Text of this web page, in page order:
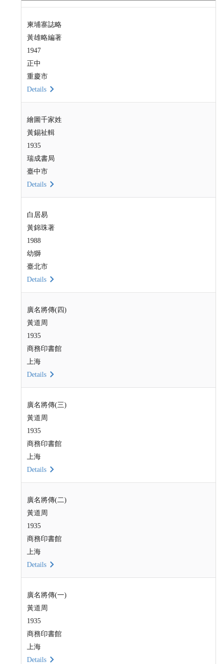
柬埔寨誌略
黃雄略編著
1947
正中
重慶市
Details
繪圖千家姓
黃錫祉輯
1935
瑞成書局
臺中市
Details
白居易
黃錦珠著
1988
幼獅
臺北市
Details
廣名將傳(四)
黃道周
1935
商務印書館
上海
Details
廣名將傳(三)
黃道周
1935
商務印書館
上海
Details
廣名將傳(二)
黃道周
1935
商務印書館
上海
Details
廣名將傳(一)
黃道周
1935
商務印書館
上海
Details